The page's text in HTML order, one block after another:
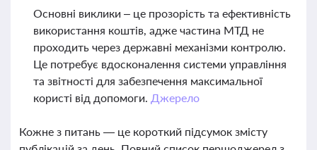
Основні виклики – це прозорість та ефективність
використання коштів, адже частина МТД не
проходить через державні механізми контролю.
Це потребує вдосконалення системи управління
та звітності для забезпечення максимальної
користі від допомоги. Джерело
Кожне з питань — це короткий підсумок змісту